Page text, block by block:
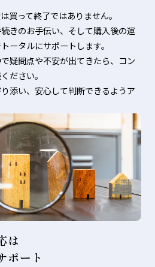
買って終了ではありません。
きのお手伝い、そして購入後の運
ータルにサポートします。
疑問点や不安が出てきたら、コン
ださい。
添い、安心して判断できるようア
は
ポート